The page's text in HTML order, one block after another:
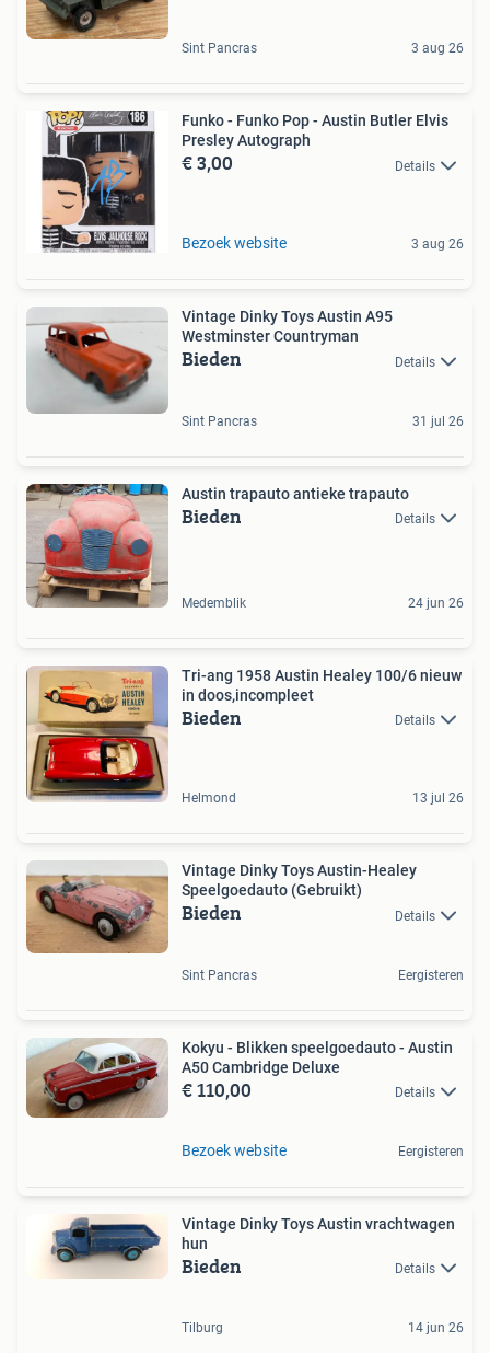
Sint Pancras 3 aug 26
Funko - Funko Pop - Austin Butler Elvis
Presley Autograph
€ 3,00 Details
Bezoek website 3 aug 26
Vintage Dinky Toys Austin A95
Westminster Countryman
Bieden Details
Sint Pancras 31 jul 26
Austin trapauto antieke trapauto
Bieden Details
Medemblik 24 jun 26
Tri-ang 1958 Austin Healey 100/6 nieuw
in doos,incompleet
Bieden Details
Helmond 13 jul 26
Vintage Dinky Toys Austin-Healey
Speelgoedauto (Gebruikt)
Bieden Details
Sint Pancras Eergisteren
Kokyu - Blikken speelgoedauto - Austin
A50 Cambridge Deluxe
€ 110,00 Details
Bezoek website Eergisteren
Vintage Dinky Toys Austin vrachtwagen
hun
Bieden Details
Tilburg 14 jun 26